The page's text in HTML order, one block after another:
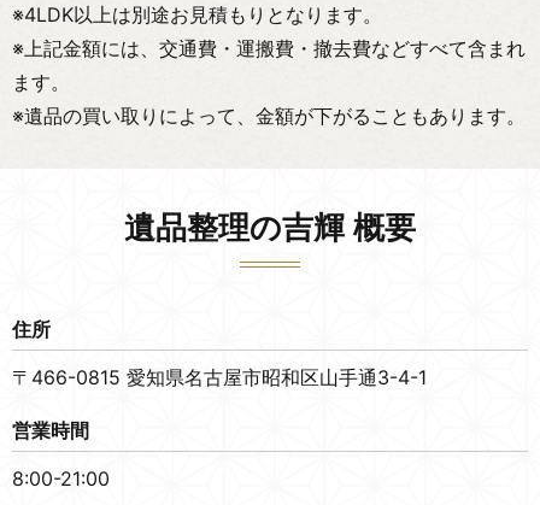
※4LDK以上は別途お見積もりとなります。
※上記金額には、交通費・運搬費・撤去費などすべて含まれ
ます。
※遺品の買い取りによって、金額が下がることもあります。
遺品整理の吉輝 概要
住所
〒466-0815 愛知県名古屋市昭和区山手通3-4-1
営業時間
8:00-21:00